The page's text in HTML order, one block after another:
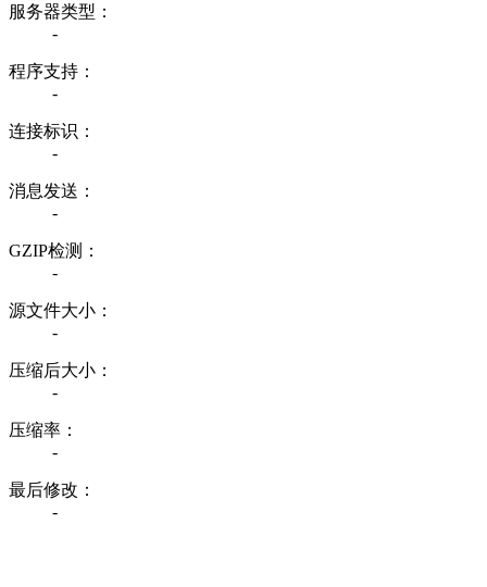
服务器类型：
-
程序支持：
-
连接标识：
-
消息发送：
-
GZIP检测：
-
源文件大小：
-
压缩后大小：
-
压缩率：
-
最后修改：
-